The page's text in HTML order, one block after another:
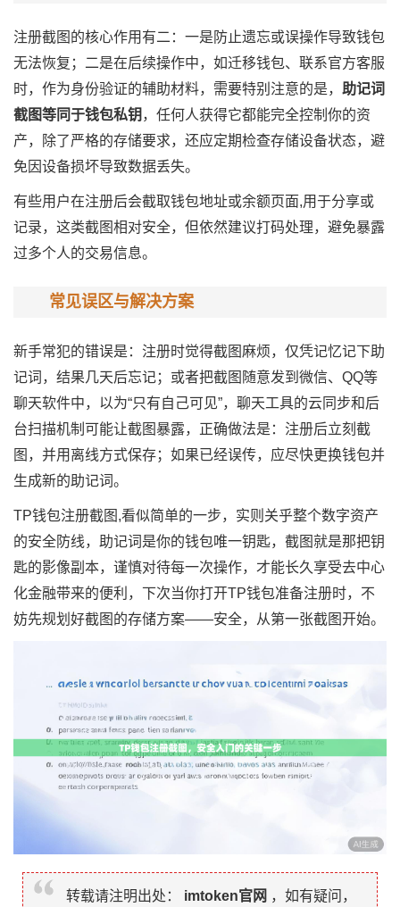
注册截图的核心作用有二：一是防止遗忘或误操作导致钱包
无法恢复；二是在后续操作中，如迁移钱包、联系官方客服
时，作为身份验证的辅助材料，需要特别注意的是， 助记词
截图等同于钱包私钥 ，任何人获得它都能完全控制你的资
产，除了严格的存储要求，还应定期检查存储设备状态，避
免因设备损坏导致数据丢失。
有些用户在注册后会截取钱包地址或余额页面,用于分享或
记录，这类截图相对安全，但依然建议打码处理，避免暴露
过多个人的交易信息。
常见误区与解决方案
新手常犯的错误是：注册时觉得截图麻烦，仅凭记忆记下助
记词，结果几天后忘记；或者把截图随意发到微信、QQ等
聊天软件中，以为“只有自己可见”，聊天工具的云同步和后
台扫描机制可能让截图暴露，正确做法是：注册后立刻截
图，并用离线方式保存；如果已经误传，应尽快更换钱包并
生成新的助记词。
TP钱包注册截图,看似简单的一步，实则关乎整个数字资产
的安全防线，助记词是你的钱包唯一钥匙，截图就是那把钥
匙的影像副本，谨慎对待每一次操作，才能长久享受去中心
化金融带来的便利，下次当你打开TP钱包准备注册时，不
妨先规划好截图的存储方案——安全，从第一张截图开始。
转载请注明出处： imtoken官网 ，如有疑问，